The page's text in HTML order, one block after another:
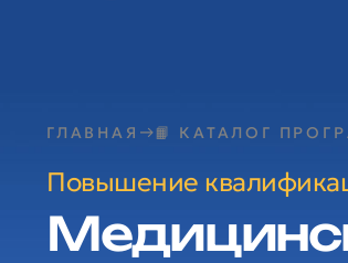
ГЛАВНАЯ 📙 КАТАЛОГ
Повышение